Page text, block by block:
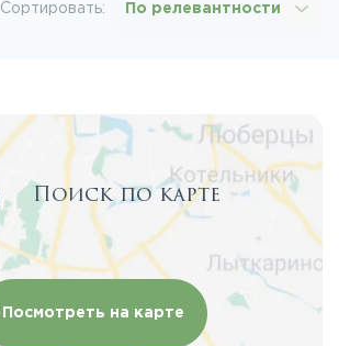
Сортировать: По релевантности
Поиск по карте
Посмотреть на карте